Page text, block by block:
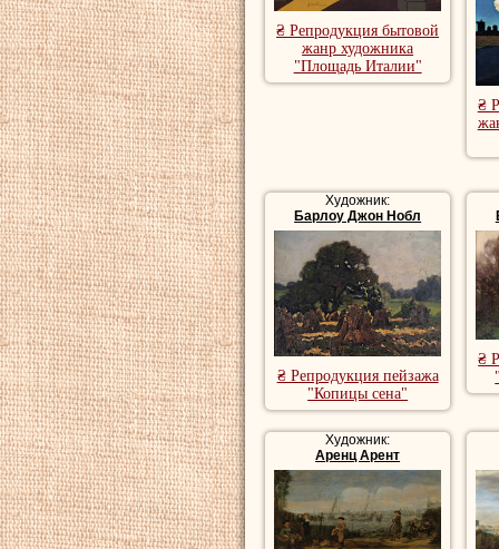
₴ Репродукция бытовой
жанр художника
"Площадь Италии"
₴
Художник:
Барлоу Джон Нобл
₴ Репродукция пейзажа
"Копицы сена"
₴
Художник:
Аренц Арент